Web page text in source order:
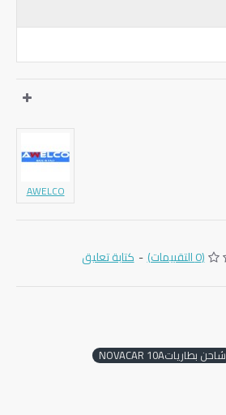
AWELCO
(0 التقييمات) - كتابة تعليق
شاحن بطارياتNOVACAR 10A